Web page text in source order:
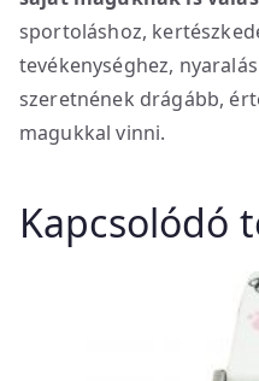
sportoláshoz,
tevékenységhez,
szeretnének drágább,
magukkal vinni.
Kapcsolódó